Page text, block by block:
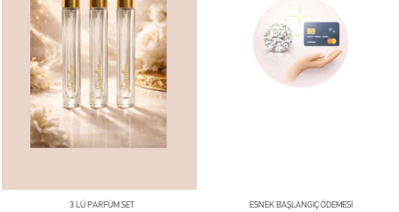
3 LÜ PARFÜM SET ESNEK BAŞLANGIÇ ÖDEMESİ